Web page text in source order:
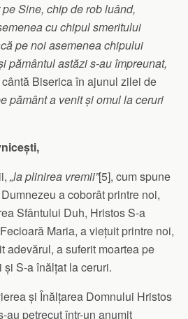
pe Sine, chip de rob luând,
cu chipul smeritului
pe noi asemenea chipului
pământul astăzi s-au împreunat,
cântă Biserica în ajunul zilei de
pământ a venit și omul la ceruri
„la plinirea vremii”[5], cum spune
a coborât printre noi,
Sfântului Duh, Hristos S-a
Maria, a viețuit printre noi,
adevărul, a suferit moartea pe
S-a înălțat la ceruri.
și Înălțarea Domnului Hristos
au petrecut într-un anumit